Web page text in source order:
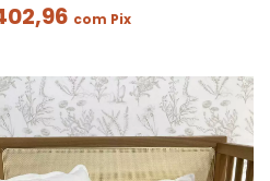
com Pix